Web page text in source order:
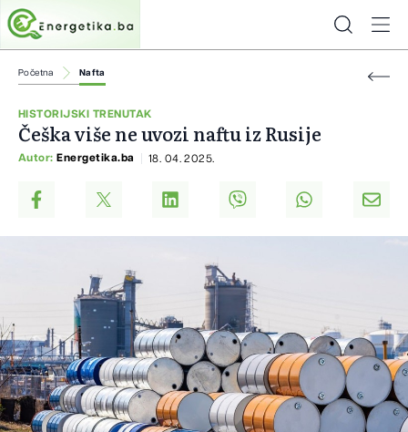
Početna Nafta
HISTORIJSKI TRENUTAK
Češka više ne uvozi naftu iz Rusije
Autor: Energetika.ba 18. 04. 2025.